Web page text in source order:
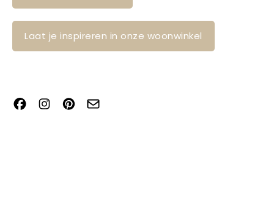
Laat je inspireren in onze woonwinkel